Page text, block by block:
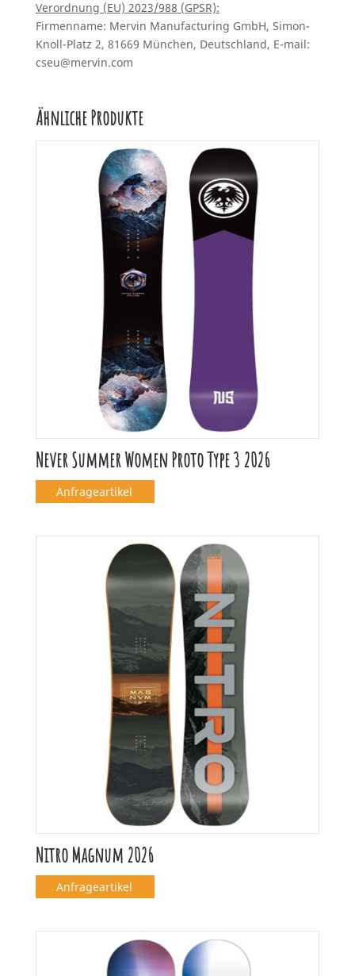
Verordnung (EU) 2023/988 (GPSR):
Firmenname: Mervin Manufacturing GmbH, Simon-
Knoll-Platz 2, 81669 München, Deutschland, E-mail:
cseu@mervin.com
Ähnliche Produkte
Never Summer Women Proto Type 3 2026
Anfrageartikel
Nitro Magnum 2026
Anfrageartikel